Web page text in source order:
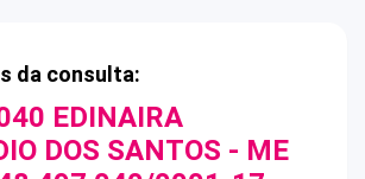
da consulta:
EDINAIRA
DOS SANTOS - ME